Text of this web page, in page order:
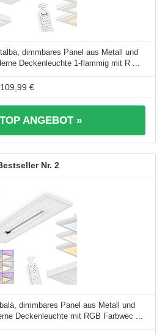
dimmbares Panel aus Metall und
Deckenleuchte 1-flammig mit R ...
109,99 €
ANGEBOT »
2
dimmbares Panel aus Metall und
Deckenleuchte mit RGB Farbwec ...